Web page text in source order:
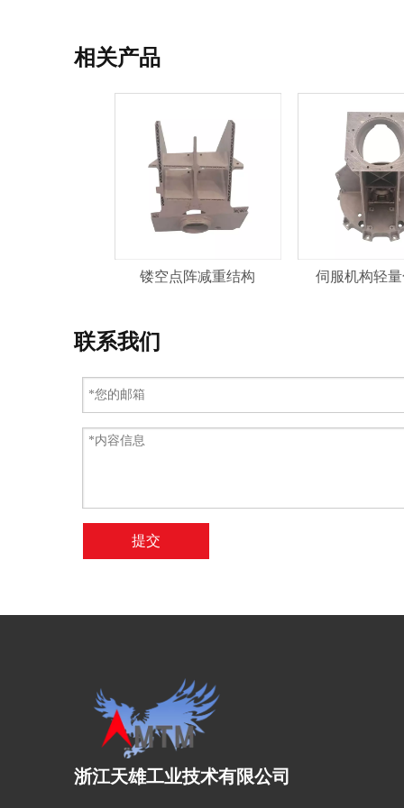
相关产品
镂空点阵减重结构 伺服机构轻
联系我们
提交
浙江天雄工业技术有限公司